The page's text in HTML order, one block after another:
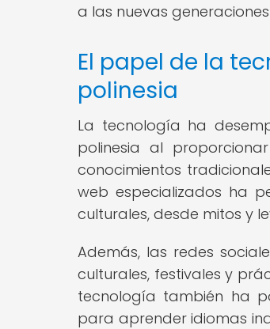
a las nuevas
El papel de la
polinesia
La tecnología ha
polinesia al
conocimientos
web especializados ha
culturales, desde mitos y
Además, las redes
culturales, festivales y
tecnología también ha
para aprender idiomas